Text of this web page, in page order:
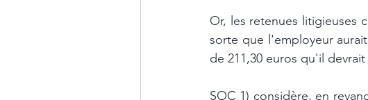
Or, les retenues litigieuses
sorte que l'employeur
de 211,30 euros qu'il
SOC 1) considère, en